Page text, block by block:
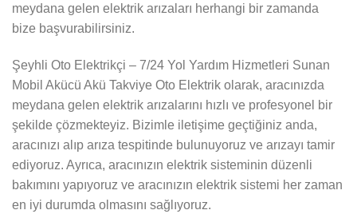
meydana gelen elektrik arızaları herhangi bir zamanda
bize başvurabilirsiniz.
Şeyhli Oto Elektrikçi – 7/24 Yol Yardım Hizmetleri Sunan
Mobil Akücü Akü Takviye Oto Elektrik olarak, aracınızda
meydana gelen elektrik arızalarını hızlı ve profesyonel bir
şekilde çözmekteyiz. Bizimle iletişime geçtiğiniz anda,
aracınızı alıp arıza tespitinde bulunuyoruz ve arızayı tamir
ediyoruz. Ayrıca, aracınızın elektrik sisteminin düzenli
bakımını yapıyoruz ve aracınızın elektrik sistemi her zaman
en iyi durumda olmasını sağlıyoruz.